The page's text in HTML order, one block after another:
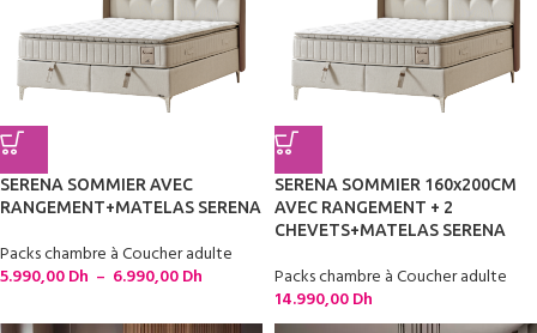
SERENA SOMMIER AVEC
RANGEMENT+MATELAS SERENA
Packs chambre à Coucher adulte
5.990,00Dh – 6.990,00Dh
SERENA SOMMIER 160x200CM
AVEC RANGEMENT + 2
CHEVETS+MATELAS SERENA
Packs chambre à Coucher adulte
14.990,00Dh